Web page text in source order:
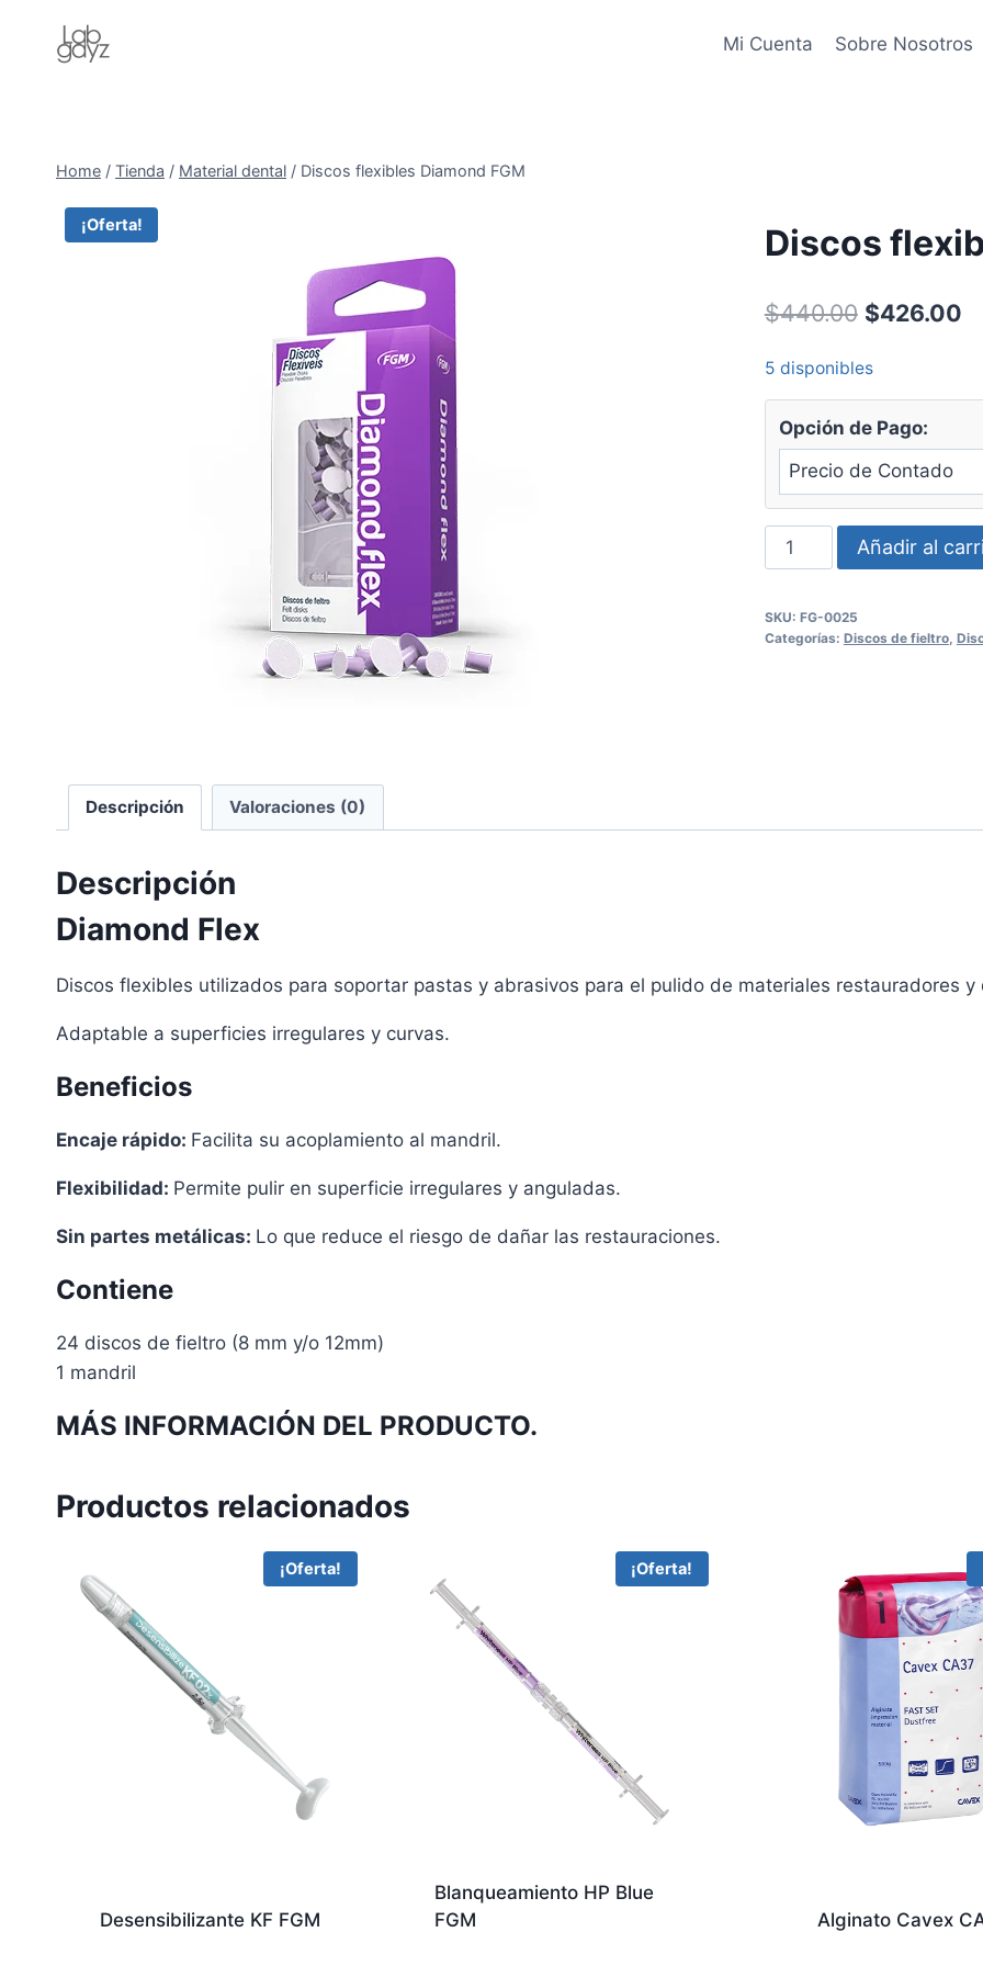
Mi Cuenta Sobre Nosotros
Home / Tienda / Material dental / Discos flexibles Diamond FGM
¡Oferta! Discos
$440.00 Original
$440.00.
$426.00
5 disponibles
Opción de Pago:
Discos
flexibles
FGM
Añadir al
SKU: FG-0025
Categorías: Discos de fieltro,
Descripción Valoraciones (0)
Descripción
Diamond Flex
Discos flexibles utilizados para soportar pastas y abrasivos para el pulido de materiales restauradores
Adaptable a superficies irregulares y curvas.
Beneficios
Encaje rápido: Facilita su acoplamiento al mandril.
Flexibilidad: Permite pulir en superficie irregulares y anguladas.
Sin partes metálicas: Lo que reduce el riesgo de dañar las restauraciones.
Contiene
24 discos de fieltro (8 mm y/o 12mm)
1 mandril
MÁS INFORMACIÓN DEL PRODUCTO.
Productos relacionados
¡Oferta!
Desensibilizante KF FGM
¡Oferta!
Blanqueamiento HP Blue
FGM
Alginato Cavex